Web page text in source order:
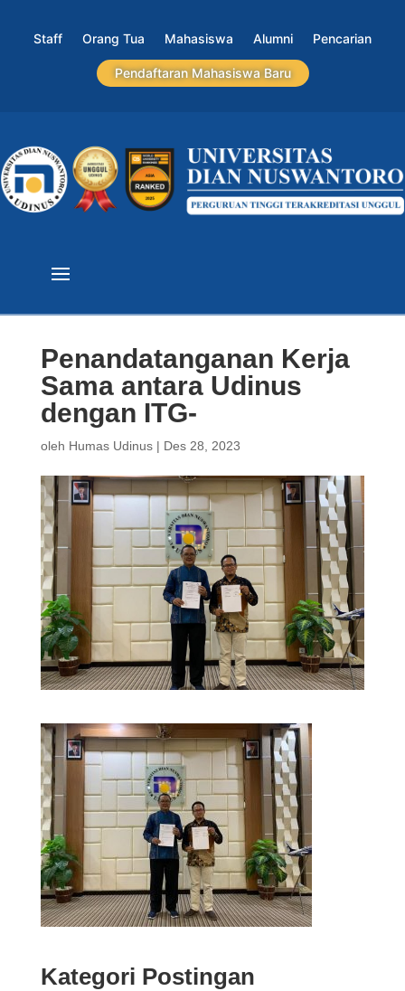
Staff Orang Tua Mahasiswa Alumni Pencarian
Pendaftaran Mahasiswa Baru
Penandatanganan Kerja
Sama antara Udinus
dengan ITG-
oleh Humas Udinus| Des 28, 2023
Kategori Postingan